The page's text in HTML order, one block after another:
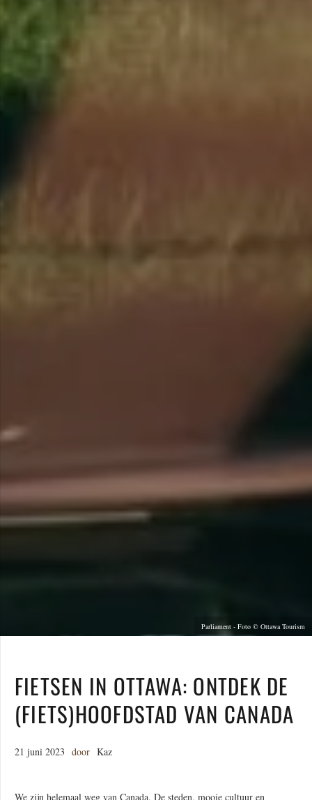
Parliament - Foto © Ottawa Tourism
FIETSEN IN OTTAWA: ONTDEK DE
(FIETS)HOOFDSTAD VAN CANADA
21 juni 2023 door Kaz
We zijn helemaal weg van Canada. De steden, mooie cultuur en